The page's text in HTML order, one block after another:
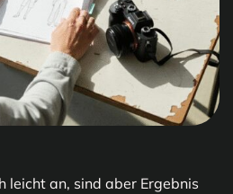
leicht an, sind aber Ergebnis